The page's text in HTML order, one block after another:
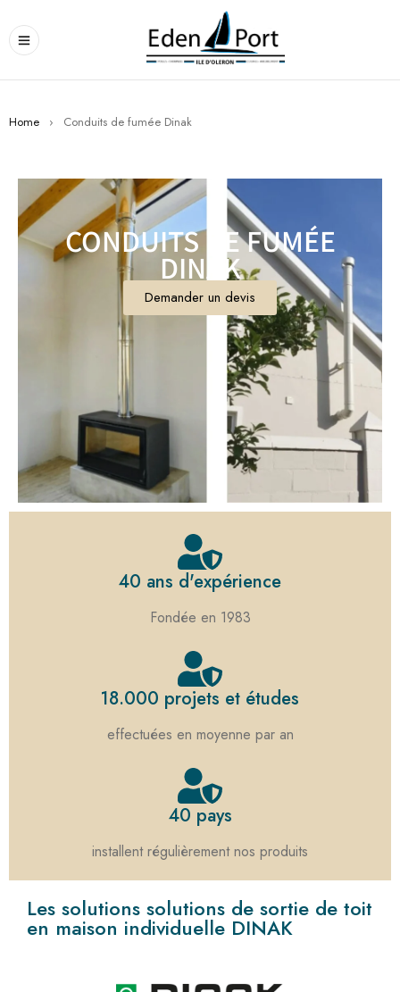
Home › Conduits de fumée Dinak
CONDUITS DE FUMÉE
DINAK
Demander un devis
40 ans d'expérience
Fondée en 1983
18.000 projets et études
effectuées en moyenne par an
40 pays
installent régulièrement nos produits
Les solutions solutions de sortie de toit
en maison individuelle DINAK